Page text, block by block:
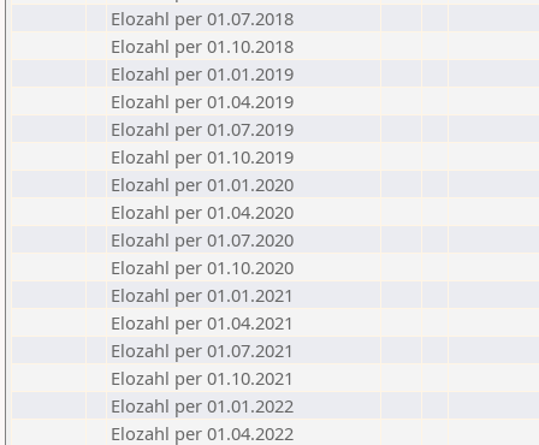
Elozahl per 01.07.2018
Elozahl per 01.10.2018
Elozahl per 01.01.2019
Elozahl per 01.04.2019
Elozahl per 01.07.2019
Elozahl per 01.10.2019
Elozahl per 01.01.2020
Elozahl per 01.04.2020
Elozahl per 01.07.2020
Elozahl per 01.10.2020
Elozahl per 01.01.2021
Elozahl per 01.04.2021
Elozahl per 01.07.2021
Elozahl per 01.10.2021
Elozahl per 01.01.2022
Elozahl per 01.04.2022